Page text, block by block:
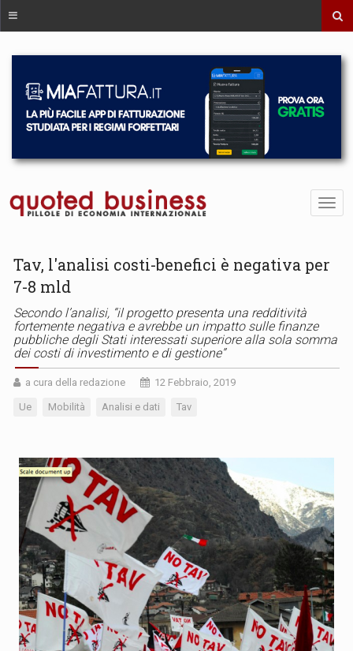
Tav, l'analisi costi-benefici è negativa per
7-8 mld
Secondo l’analisi, “il progetto presenta una redditività
fortemente negativa e avrebbe un impatto sulle finanze
pubbliche degli Stati interessati superiore alla sola somma
dei costi di investimento e di gestione”
a cura della redazione 12 Febbraio, 2019
Ue Mobilità Analisi e dati Tav